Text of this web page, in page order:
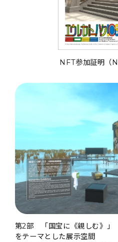
NFT参加証明（
第2部 「国宝に《親しむ》」
をテーマとした展示空間